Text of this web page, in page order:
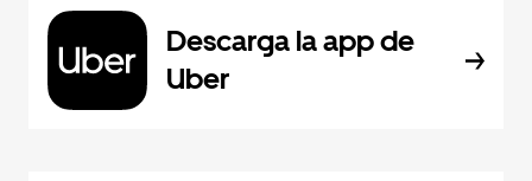
Descarga la app de
Uber